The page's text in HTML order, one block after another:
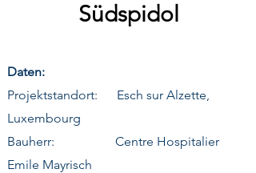
Südspidol
Daten:
Projektstandort: Esch sur Alzette,
Luxembourg
Bauherr: Centre Hospitalier
Emile Mayrisch